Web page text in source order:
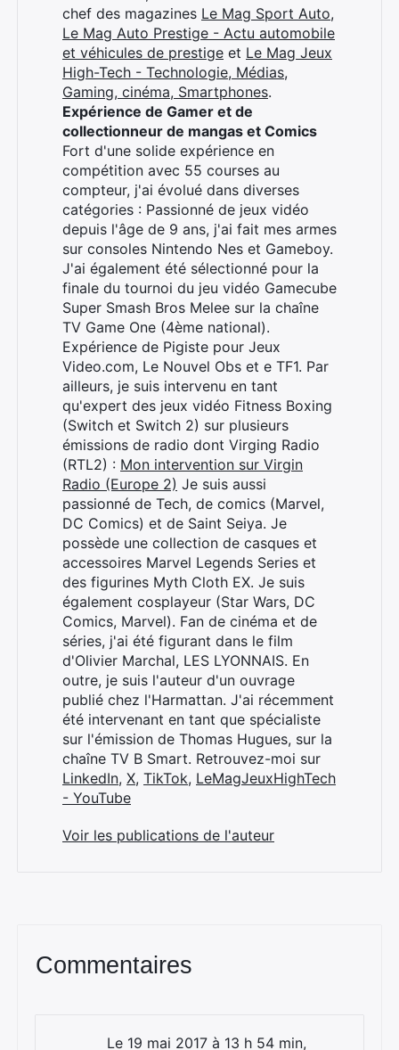
chef des magazines Le Mag Sport Auto,
Le Mag Auto Prestige - Actu automobile
et véhicules de prestige et Le Mag Jeux
High-Tech - Technologie, Médias,
Gaming, cinéma, Smartphones.
Expérience de Gamer et de
collectionneur de mangas et Comics
Fort d'une solide expérience en
compétition avec 55 courses au
compteur, j'ai évolué dans diverses
catégories : Passionné de jeux vidéo
depuis l'âge de 9 ans, j'ai fait mes armes
sur consoles Nintendo Nes et Gameboy.
J'ai également été sélectionné pour la
finale du tournoi du jeu vidéo Gamecube
Super Smash Bros Melee sur la chaîne
TV Game One (4ème national).
Expérience de Pigiste pour Jeux
Video.com, Le Nouvel Obs et e TF1. Par
ailleurs, je suis intervenu en tant
qu'expert des jeux vidéo Fitness Boxing
(Switch et Switch 2) sur plusieurs
émissions de radio dont Virging Radio
(RTL2) : Mon intervention sur Virgin
Radio (Europe 2) Je suis aussi
passionné de Tech, de comics (Marvel,
DC Comics) et de Saint Seiya. Je
possède une collection de casques et
accessoires Marvel Legends Series et
des figurines Myth Cloth EX. Je suis
également cosplayeur (Star Wars, DC
Comics, Marvel). Fan de cinéma et de
séries, j'ai été figurant dans le film
d'Olivier Marchal, LES LYONNAIS. En
outre, je suis l'auteur d'un ouvrage
publié chez l'Harmattan. J'ai récemment
été intervenant en tant que spécialiste
sur l'émission de Thomas Hugues, sur la
chaîne TV B Smart. Retrouvez-moi sur
LinkedIn, X, TikTok, LeMagJeuxHighTech
- YouTube
Voir les publications de l'auteur
Commentaires
Le 19 mai 2017 à 13 h 54 min,